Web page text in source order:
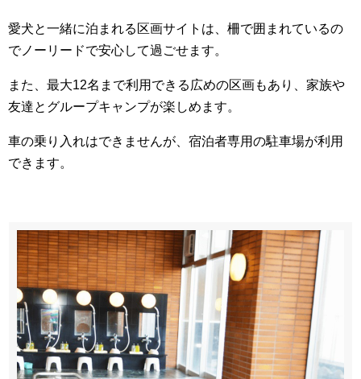
愛犬と一緒に泊まれる区画サイトは、柵で囲まれているの
でノーリードで安心して過ごせます。
また、最大12名まで利用できる広めの区画もあり、家族や
友達とグループキャンプが楽しめます。
車の乗り入れはできませんが、宿泊者専用の駐車場が利用
できます。